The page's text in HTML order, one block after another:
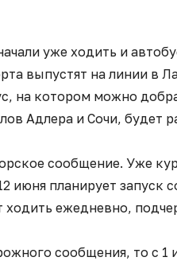
уже ходить и
выпустят на линии в
на котором можно
Адлера и Сочи, будет
сообщение. Уже
июня планирует запуск
ходить ежедневно,
сообщения, то с 1